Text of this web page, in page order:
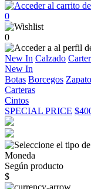
0
0
New In Calzado
New In
Botas Borcegos
Carteras
Cintos
SPECIAL PRICE
Moneda
Según producto
$